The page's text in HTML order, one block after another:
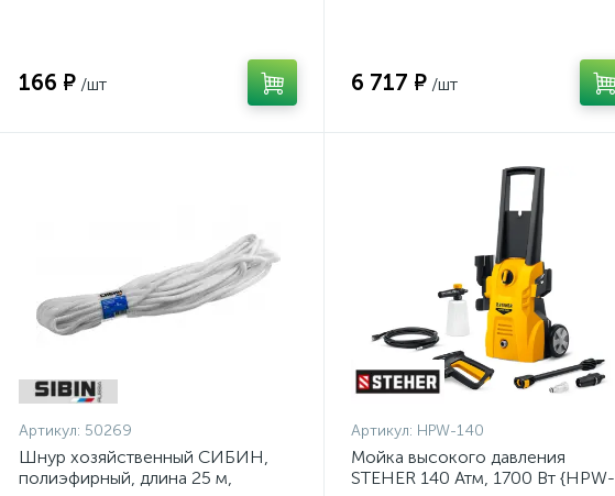
166 ₽ /шт 6 717 ₽ /шт
Артикул: 50269
Шнур хозяйственный СИБИН,
полиэфирный, длина 25 м,
Артикул: HPW-140
Мойка высокого давления
STEHER 140 Атм, 1700 Вт {HPW-